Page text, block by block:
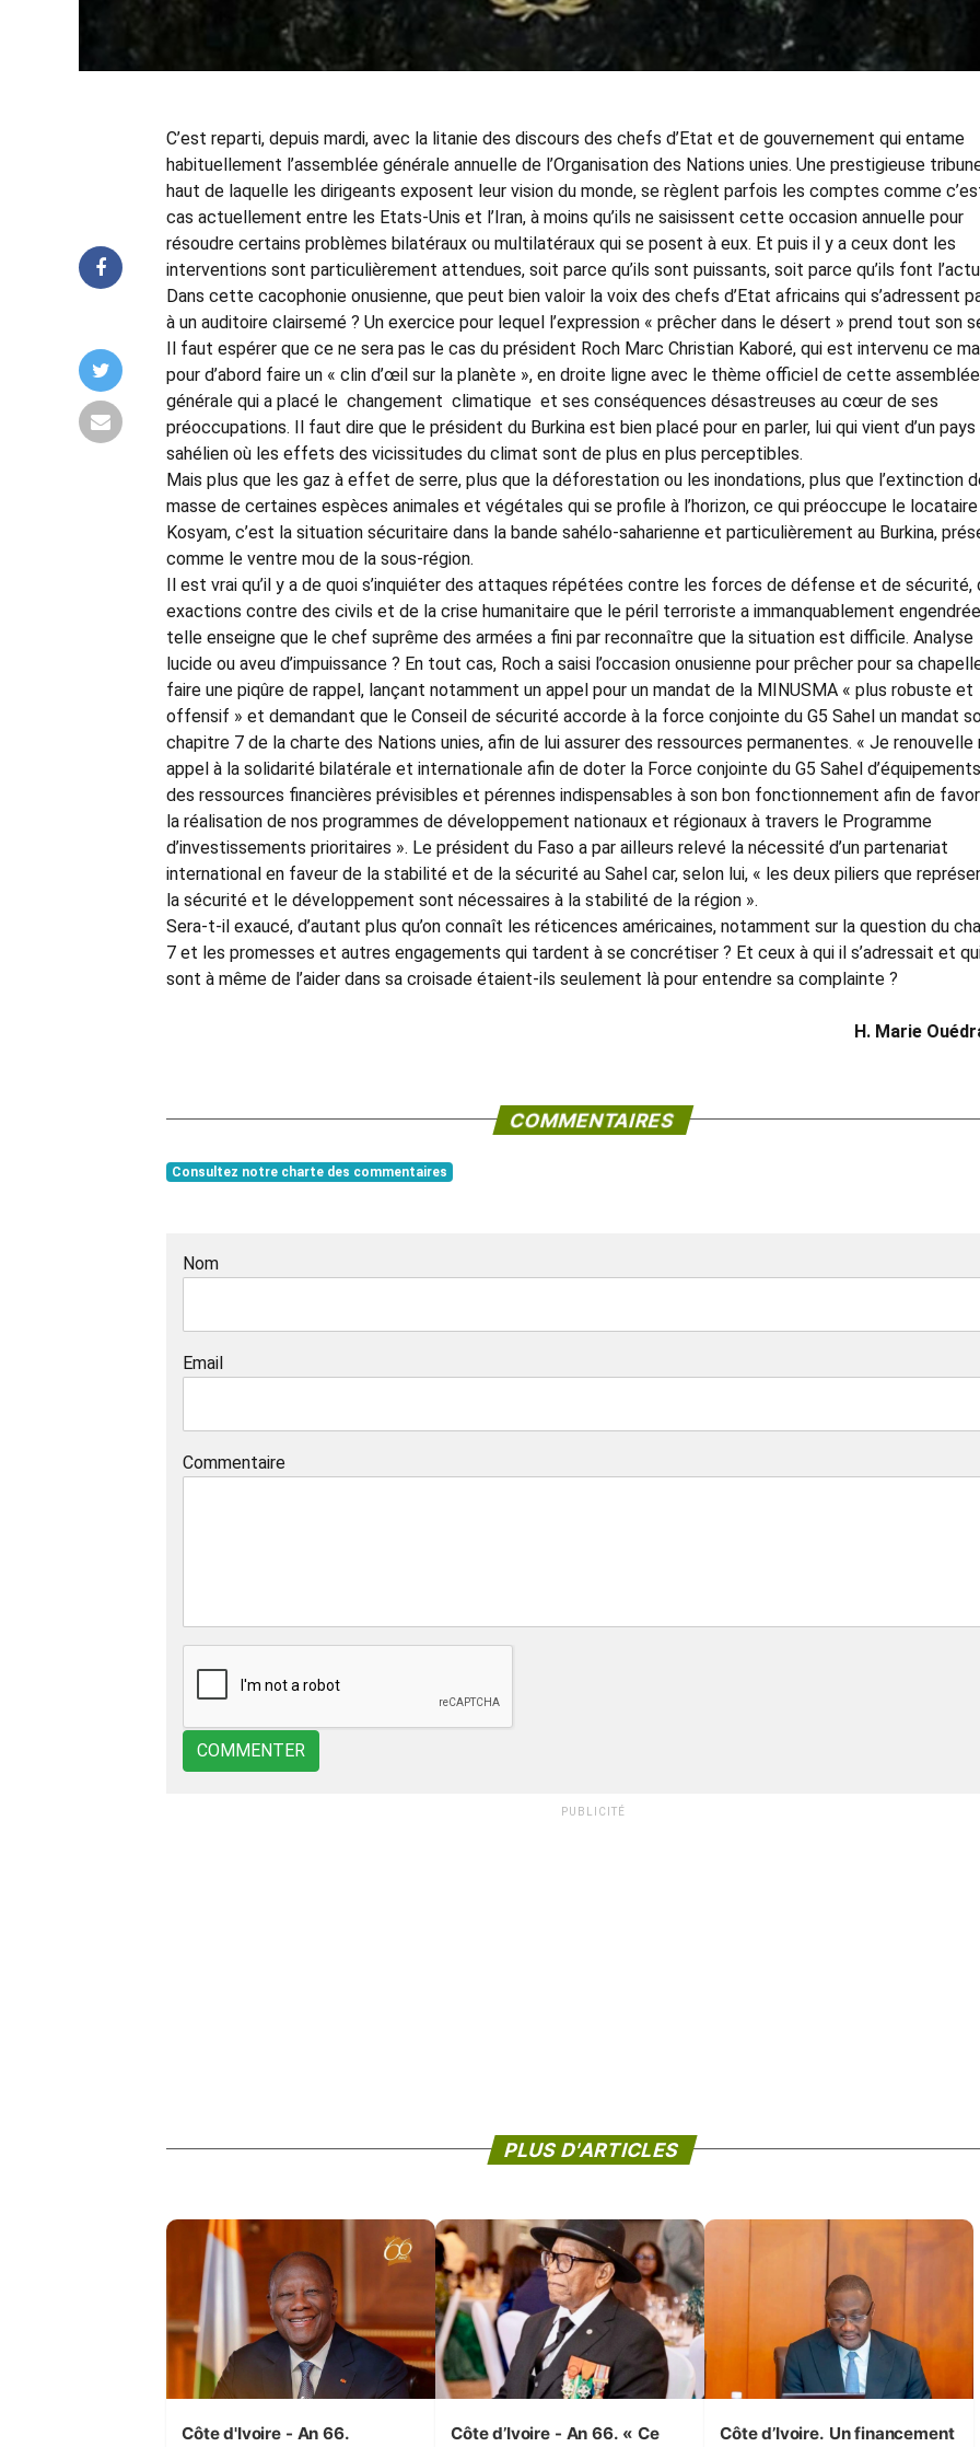
C’est reparti, depuis mardi, avec la litanie des discours des chefs d’Etat et de gouvernement qui entame
habituellement l’assemblée générale annuelle de l’Organisation des Nations unies. Une prestigieuse
haut de laquelle les dirigeants exposent leur vision du monde, se règlent parfois les comptes comme
cas actuellement entre les Etats-Unis et l’Iran, à moins qu’ils ne saisissent cette occasion annuelle pour
résoudre certains problèmes bilatéraux ou multilatéraux qui se posent à eux. Et puis il y a ceux dont les
interventions sont particulièrement attendues, soit parce qu’ils sont puissants, soit parce qu’ils font
Dans cette cacophonie onusienne, que peut bien valoir la voix des chefs d’Etat africains qui s’adressent
à un auditoire clairsemé ? Un exercice pour lequel l’expression « prêcher dans le désert » prend tout son
Il faut espérer que ce ne sera pas le cas du président Roch Marc Christian Kaboré, qui est intervenu ce
pour d’abord faire un « clin d’œil sur la planète », en droite ligne avec le thème officiel de cette assemblée
générale qui a placé le changement climatique et ses conséquences désastreuses au cœur de ses
préoccupations. Il faut dire que le président du Burkina est bien placé pour en parler, lui qui vient d’un pays
sahélien où les effets des vicissitudes du climat sont de plus en plus perceptibles.
Mais plus que les gaz à effet de serre, plus que la déforestation ou les inondations, plus que l’extinction
masse de certaines espèces animales et végétales qui se profile à l’horizon, ce qui préoccupe le
Kosyam, c’est la situation sécuritaire dans la bande sahélo-saharienne et particulièrement au Burkina,
comme le ventre mou de la sous-région.
Il est vrai qu’il y a de quoi s’inquiéter des attaques répétées contre les forces de défense et de sécurité,
exactions contre des civils et de la crise humanitaire que le péril terroriste a immanquablement
telle enseigne que le chef suprême des armées a fini par reconnaître que la situation est difficile. Analyse
lucide ou aveu d’impuissance ? En tout cas, Roch a saisi l’occasion onusienne pour prêcher pour sa
faire une piqûre de rappel, lançant notamment un appel pour un mandat de la MINUSMA « plus robuste et
offensif » et demandant que le Conseil de sécurité accorde à la force conjointe du G5 Sahel un mandat
chapitre 7 de la charte des Nations unies, afin de lui assurer des ressources permanentes. « Je renouvelle
appel à la solidarité bilatérale et internationale afin de doter la Force conjointe du G5 Sahel
des ressources financières prévisibles et pérennes indispensables à son bon fonctionnement afin de
la réalisation de nos programmes de développement nationaux et régionaux à travers le Programme
d’investissements prioritaires ». Le président du Faso a par ailleurs relevé la nécessité d’un partenariat
international en faveur de la stabilité et de la sécurité au Sahel car, selon lui, « les deux piliers que
la sécurité et le développement sont nécessaires à la stabilité de la région ».
Sera-t-il exaucé, d’autant plus qu’on connaît les réticences américaines, notamment sur la question du
7 et les promesses et autres engagements qui tardent à se concrétiser ? Et ceux à qui il s’adressait et
sont à même de l’aider dans sa croisade étaient-ils seulement là pour entendre sa complainte ?
H. Marie
COMMENTAIRES
Consultez notre charte des commentaires
Nom
Email
Commentaire
COMMENTER
PUBLICITÉ
PLUS D'ARTICLES
Côte d'Ivoire - An 66.
Côte d’Ivoire - An 66. « Ce
Côte d’Ivoire. Un financement